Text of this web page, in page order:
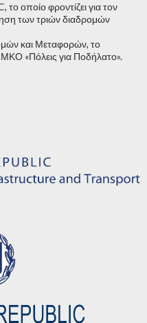
οποίο φροντίζει για τον
των τριών διαδρομών
και Μεταφορών, το
«Πόλεις για Ποδήλατο».